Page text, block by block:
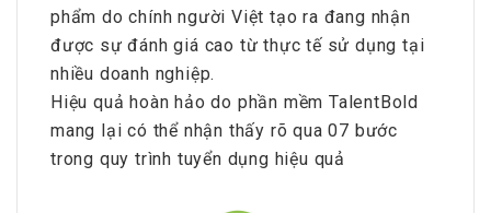
phẩm do chính người Việt tạo ra đang nhận
được sự đánh giá cao từ thực tế sử dụng tại
nhiều doanh nghiệp.
Hiệu quả hoàn hảo do phần mềm TalentBold
mang lại có thể nhận thấy rõ qua 07 bước
trong quy trình tuyển dụng hiệu quả